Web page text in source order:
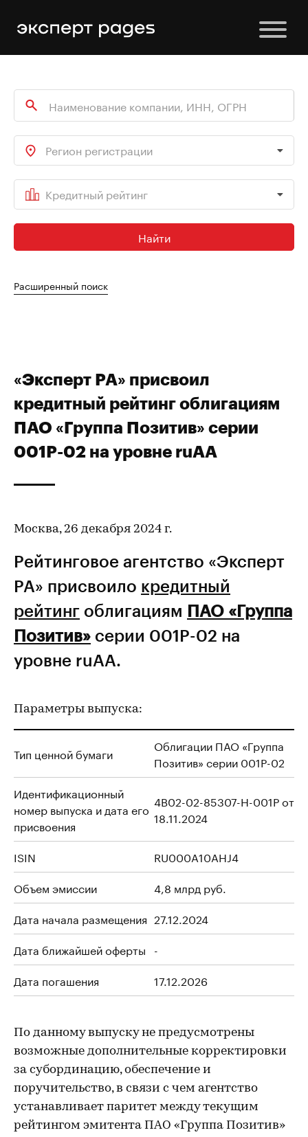
Регион регистрации
Кредитный рейтинг
Найти
Расширенный поиск
«Эксперт РА» присвоил
кредитный рейтинг облигациям
ПАО «Группа Позитив» серии
001P-02 на уровне ruAA
Москва, 26 декабря 2024 г.
Рейтинговое агентство «Эксперт
РА» присвоило кредитный
рейтинг облигациям ПАО «Группа
Позитив» серии 001P-02 на
уровне ruAA.
Параметры выпуска:
Тип ценной бумаги
Облигации ПАО «Группа
Позитив» серии 001P-02
Идентификационный
номер выпуска и дата его
присвоения
4B02-02-85307-H-001P от
18.11.2024
ISIN
RU000A10AHJ4
Объем эмиссии
4,8 млрд руб.
Дата начала размещения 27.12.2024
Дата ближайшей оферты -
Дата погашения
17.12.2026
По данному выпуску не предусмотрены
возможные дополнительные корректировки
за субординацию, обеспечение и
поручительство, в связи с чем агентство
устанавливает паритет между текущим
рейтингом эмитента ПАО «Группа Позитив»